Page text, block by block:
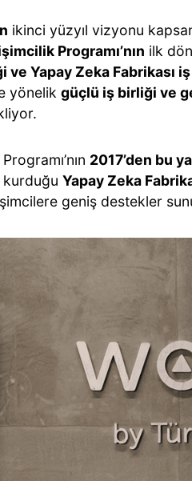
ikinci yüzyıl vizyonu
Programı’nın ilk
ve Yapay Zeka Fabrikası
yönelik güçlü iş birliği ve
2017’den bu
kurduğu Yapay Zeka
geniş destekler